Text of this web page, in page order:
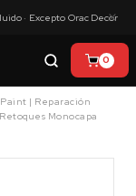
· Excepto Orac Decor
×
0
| Reparación
Monocapa